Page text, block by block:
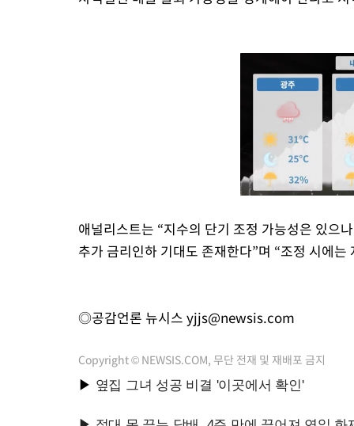
애널리스트는 “지수의 단기 조정 가능성은 있으
추가 금리인하 기대도 존재한다”며 “조정 시에
◎공감언론 뉴시스 yjjs@newsis.com
Copyright © NEWSIS.COM, 무단 전재 및 재배포 금지